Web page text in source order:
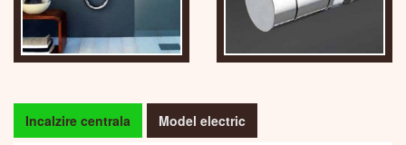
Incalzire centrala Model electric